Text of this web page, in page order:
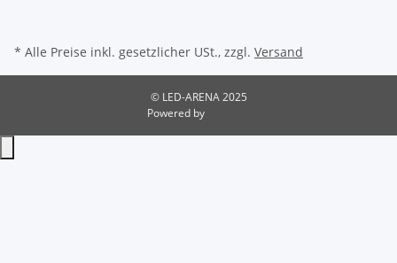
* Alle Preise inkl. gesetzlicher USt., zzgl. Versand
© LED-ARENA 2025
Powered by